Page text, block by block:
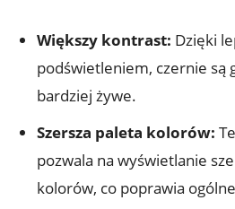
Większy kontrast: Dzięki
podświetleniem, czernie są
bardziej żywe.
Szersza paleta kolorów:
pozwala na wyświetlanie
kolorów, co poprawia